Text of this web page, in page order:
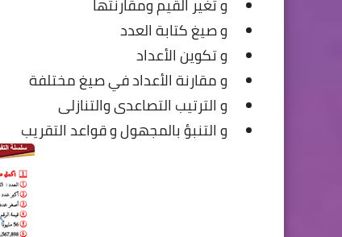
و تغير القيم ومقارنتها
و صيغ كتابة العدد
و تكوين الأعداد
و مقارنة الأعداد في صيغ مختلفة
و الترتيب التصاعدى والتنازلى
و التنبؤ بالمجهول و قواعد التقريب